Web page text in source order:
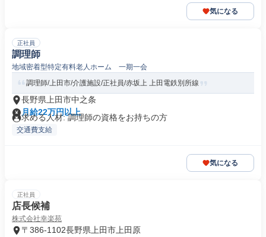
気になる
正社員
調理師
地域密着型特定有料老人ホーム 一期一会
調理師/上田市/介護施設/正社員/赤坂上 上田電鉄別所線
長野県上田市中之条
月給22万円以上
求める人材: 調理師の資格をお持ちの方
交通費支給
気になる
正社員
店長候補
株式会社幸楽苑
〒386-1102長野県上田市上田原